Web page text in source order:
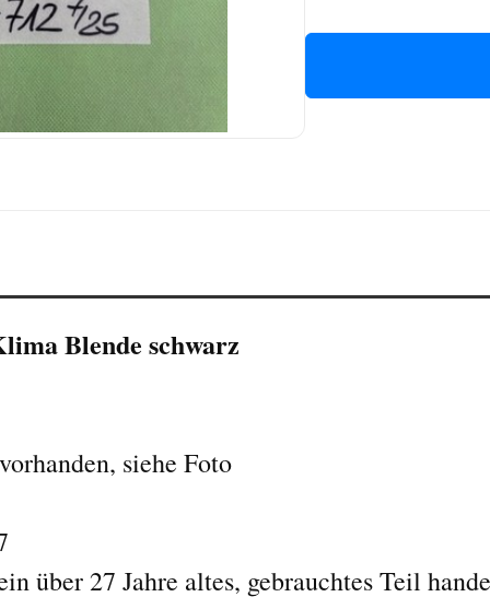
Blende schwarz
siehe Foto
über 27 Jahre altes, gebrauchtes Teil